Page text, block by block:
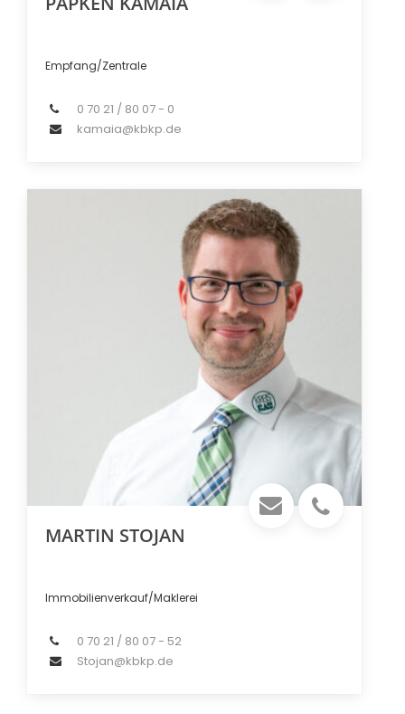
Empfang/Zentrale
0 70 21 / 80 07 - 0
kamaia@kbkp.de
MARTIN STOJAN
Immobilienverkauf/Maklerei
0 70 21 / 80 07 - 52
Stojan@kbkp.de